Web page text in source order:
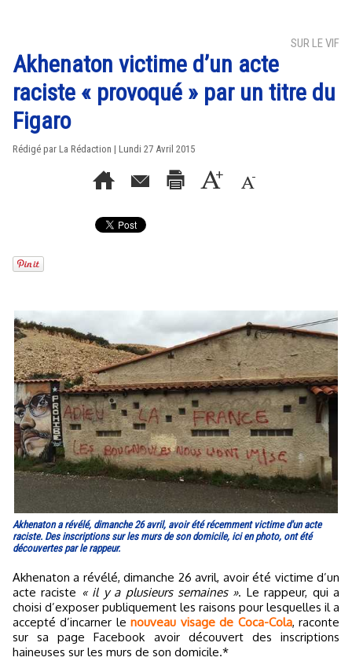
SUR LE VIF
Akhenaton victime d’un acte
raciste « provoqué » par un titre du
Figaro
Rédigé par La Rédaction | Lundi 27 Avril 2015
Akhenaton a révélé, dimanche 26 avril, avoir été récemment victime d'un acte
raciste. Des inscriptions sur les murs de son domicile, ici en photo, ont été
découvertes par le rappeur.
Akhenaton a révélé, dimanche 26 avril, avoir été victime d’un
acte raciste « il y a plusieurs semaines ». Le rappeur, qui a
choisi d’exposer publiquement les raisons pour lesquelles il a
accepté d’incarner lenouveau visage de Coca-Cola, raconte
sur sa page Facebook avoir découvert des inscriptions
haineuses sur les murs de son domicile.*